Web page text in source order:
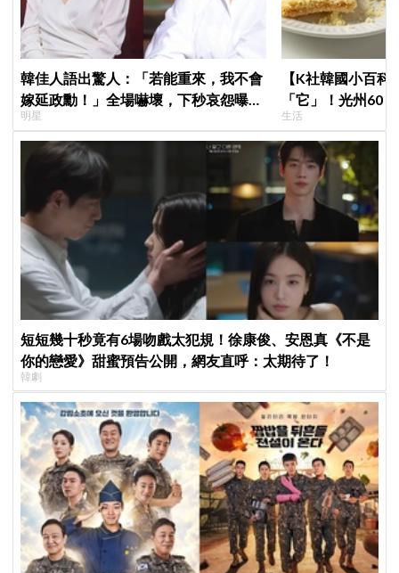
韓佳人語出驚人：「若能重來，我不會
嫁延政勳！」全場嚇壞，下秒哀怨曝真
實原因笑翻
明星
【K社韓國小百
「它」！光州60
聖心堂」，全韓
到底多厲害？
生活
短短幾十秒竟有6場吻戲太犯規！徐康俊、安恩真《不是
你的戀愛》甜蜜預告公開，網友直呼：太期待了！
韓劇